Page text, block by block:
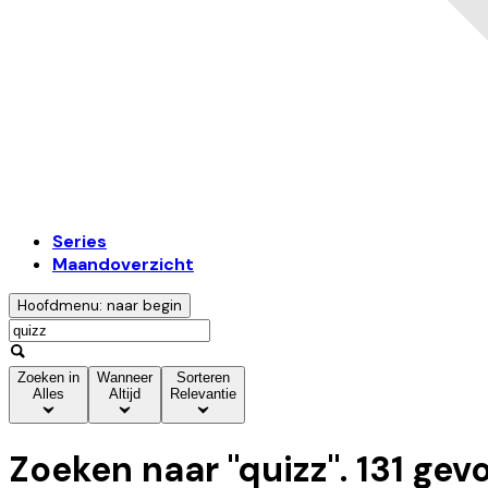
Series
Maandoverzicht
Hoofdmenu: naar begin
Zoeken in
Alles
Wanneer
Altijd
Sorteren
Relevantie
Zoeken naar "quizz". 131